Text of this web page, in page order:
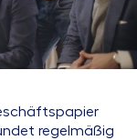
regelmäßig